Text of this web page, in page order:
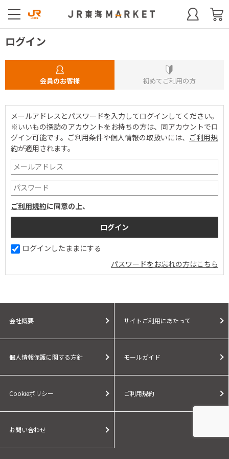
ログイン
会員のお客様 初めてご利用の方
メールアドレスとパスワードを入力してログインしてください。
※いいもの探訪のアカウントをお持ちの方は、同アカウントでロ
グイン可能です。 ご利用条件や個人情報の取扱いには、 ご利用規
約が適用されます。
ご利用規約に同意の上、
ログインしたままにする
パスワードをお忘れの方はこちら
会社概要 サイトご利用にあたって
個人情報保護に関する方針 モールガイド
Cookieポリシー ご利用規約
お問い合わせ